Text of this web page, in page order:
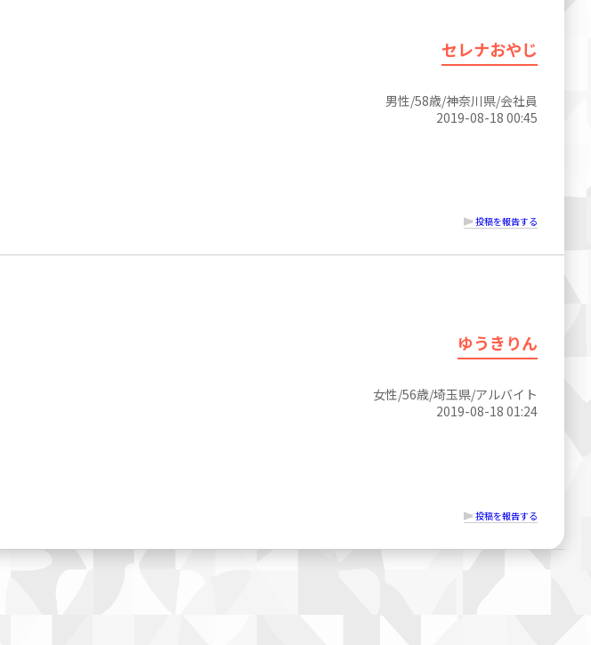
セレナおやじ
男性/58歳/神奈川県/会社員
2019-08-18 00:45
投稿を報告する
ゆうきりん
女性/56歳/埼玉県/アルバイト
2019-08-18 01:24
投稿を報告する